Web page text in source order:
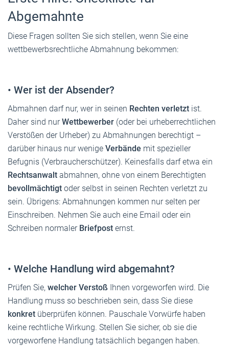
Abgemahnte
Diese Fragen sollten Sie sich stellen, wenn Sie eine
wettbewerbsrechtliche Abmahnung bekommen:
• Wer ist der Absender?
Abmahnen darf nur, wer in seinen Rechten verletzt ist.
Daher sind nurWettbewerber (oder bei urheberrechtlichen
Verstößen der Urheber) zu Abmahnungen berechtigt –
darüber hinaus nur wenige Verbände mit spezieller
Befugnis (Verbraucherschützer). Keinesfalls darf etwa ein
Rechtsanwalt abmahnen, ohne von einem Berechtigten
bevollmächtigt oder selbst in seinen Rechten verletzt zu
sein. Übrigens: Abmahnungen kommen nur selten per
Einschreiben. Nehmen Sie auch eine Email oder ein
Schreiben normaler Briefpost ernst.
• Welche Handlung wird abgemahnt?
Prüfen Sie, welcher Verstoß Ihnen vorgeworfen wird. Die
Handlung muss so beschrieben sein, dass Sie diese
konkret überprüfen können. Pauschale Vorwürfe haben
keine rechtliche Wirkung. Stellen Sie sicher, ob sie die
vorgeworfene Handlung tatsächlich begangen haben.